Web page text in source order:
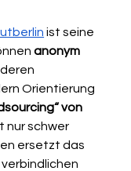
ist seine
anonym
Orientierung
von
nur schwer
ersetzt das